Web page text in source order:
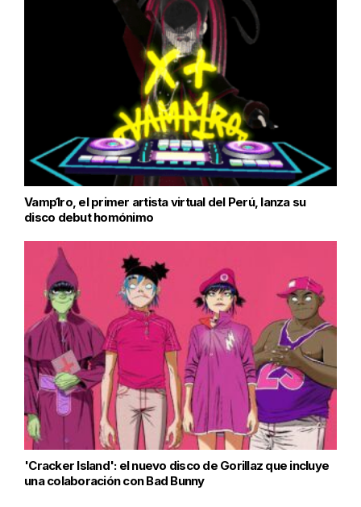
Vamp1ro, el primer artista virtual del Perú, lanza su
disco debut homónimo
'Cracker Island': el nuevo disco de Gorillaz que incluye
una colaboración con Bad Bunny